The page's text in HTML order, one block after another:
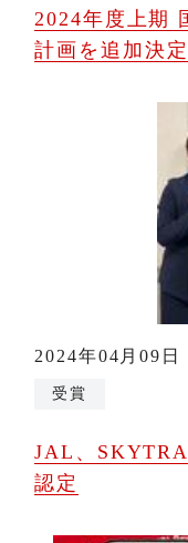
2024年度上期
計画を追加決定
2024年04月09日
受賞
JAL、
認定